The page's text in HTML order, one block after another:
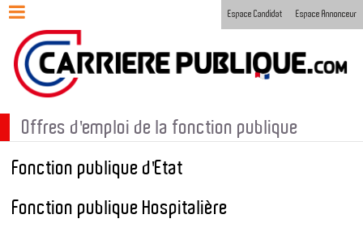
Offres d'emploi de la fonction publique
Fonction publique d'Etat
Fonction publique Hospitalière
Espace Candidat Espace Annonceur